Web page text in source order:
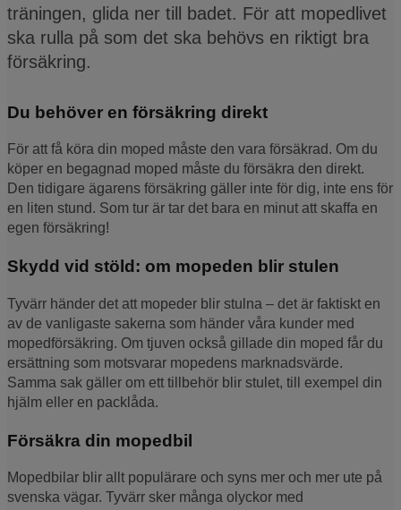
träningen, glida ner till badet. För att mopedlivet
ska rulla på som det ska behövs en riktigt bra
försäkring.
Du behöver en försäkring direkt
För att få köra din moped måste den vara försäkrad. Om du
köper en begagnad moped måste du försäkra den direkt.
Den tidigare ägarens försäkring gäller inte för dig, inte ens för
en liten stund. Som tur är tar det bara en minut att skaffa en
egen försäkring!
Skydd vid stöld: om mopeden blir stulen
Tyvärr händer det att mopeder blir stulna – det är faktiskt en
av de vanligaste sakerna som händer våra kunder med
mopedförsäkring. Om tjuven också gillade din moped får du
ersättning som motsvarar mopedens marknadsvärde.
Samma sak gäller om ett tillbehör blir stulet, till exempel din
hjälm eller en packlåda.
Försäkra din mopedbil
Mopedbilar blir allt populärare och syns mer och mer ute på
svenska vägar. Tyvärr sker många olyckor med